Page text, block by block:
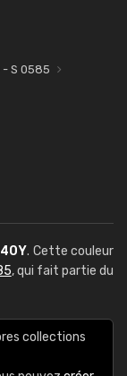
- S 0585
. Cette couleur
, qui fait partie du
collections